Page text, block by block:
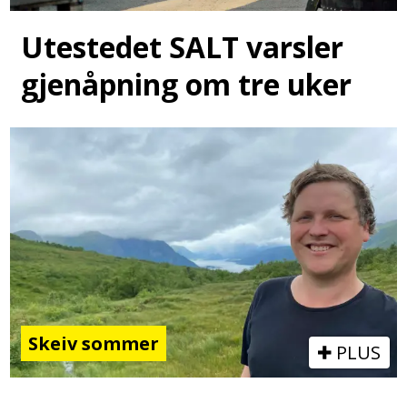
Utestedet SALT varsler
gjenåpning om tre uker
Skeiv sommer PLUS